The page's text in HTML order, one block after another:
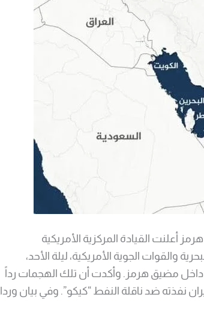
في هرمز أعلنت القيادة المركزية الأمريكية
والقوات الجوية الأمريكية، ليلة الأحد،
إيرانية داخل مضيق هرمز. وأكدت أن تلك الهجمات رداً
نفذته ضد ناقلة النفط “كيكو”. وفي بيان وردا